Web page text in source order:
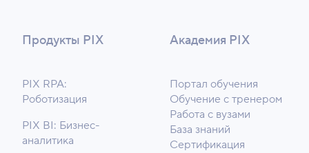
Продукты PIX
PIX RPA:
Роботизация
PIX BI: Бизнес-
аналитика
Академия PIX
Портал обучения
Обучение с тренером
Работа с вузами
База знаний
Сертификация